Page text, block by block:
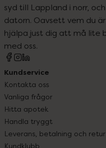
syd till Lappland i norr,
datorn. Oavsett vem du
hjälpa just dig att må lite
med oss.
Kundservice
Kontakta oss
Vanliga frågor
Hitta apotek
Handla tryggt
Leverans, betalning och retur
Kundklubb